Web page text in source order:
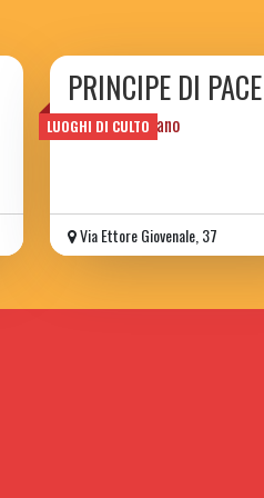
LUOGHI DI CULTO
PRINCIPE DI PACE
Centro Cristiano
Via Ettore Giovenale, 37